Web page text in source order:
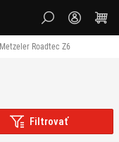
Metzeler Roadtec Z6
Filtrovať